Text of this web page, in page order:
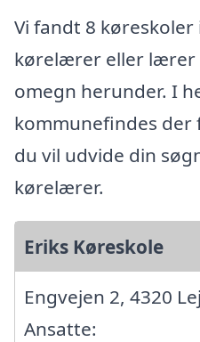
Vi fandt 8
kørelærer eller lærer
omegn herunder. I
kommunefindes der
du vil udvide din
kørelærer.
Eriks Køreskole
Engvejen 2, 4320
Ansatte: